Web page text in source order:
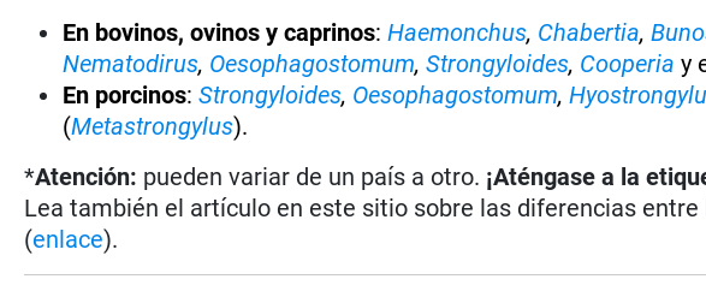
En bovinos, ovinos y caprinos:Haemonchus, Chabertia,
Nematodirus, Oesophagostomum,Strongyloides, Cooperia y
En porcinos:Strongyloides, Oesophagostomum,
(Metastrongylus).
*Atención: pueden variar de un país a otro. ¡Aténgase a la
Lea también el artículo en este sitio sobre las diferencias
(enlace).